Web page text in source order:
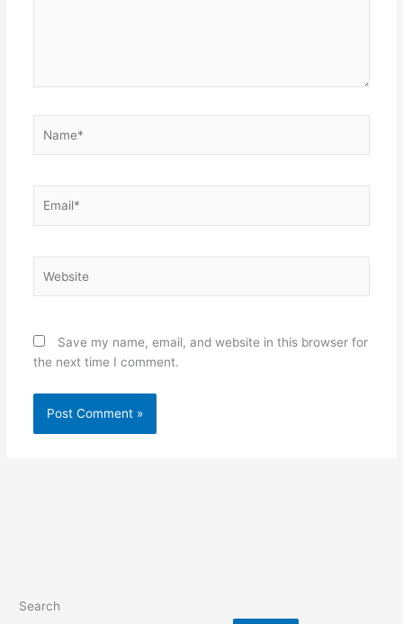
Save my name, email, and website in this browser for
the next time I comment.
Search